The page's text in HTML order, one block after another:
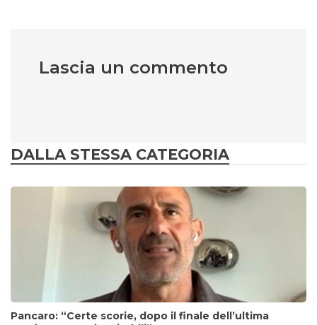
Lascia un commento
DALLA STESSA CATEGORIA
Pancaro: “Certe scorie, dopo il finale dell’ultima